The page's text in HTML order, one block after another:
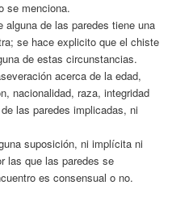
se menciona.
de las paredes tiene una
se hace explicito que el chiste
de estas circunstancias.
acerca de la edad,
nacionalidad, raza, integridad
las paredes implicadas, ni
suposición, ni implícita ni
las que las paredes se
es consensual o no.